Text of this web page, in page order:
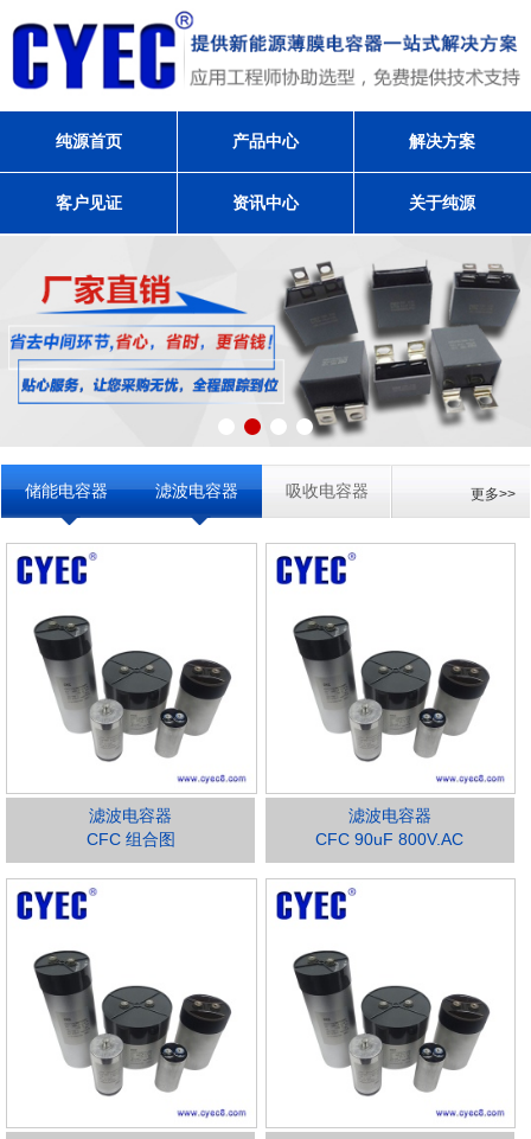
纯源首页 产品中心 解决方案
客户见证 资讯中心 关于纯源
储能电容器 滤波电容器 吸收电容器 更多>>
滤波电容器
CFC 组合图
滤波电容器
CFC 90uF 800V.AC